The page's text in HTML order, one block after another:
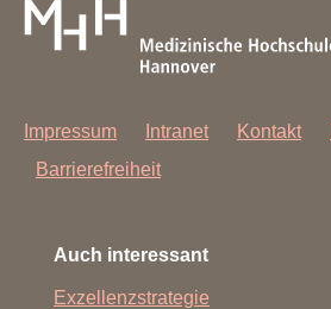
Impressum Intranet Kontakt
Barrierefreiheit
Auch interessant
Exzellenzstrategie